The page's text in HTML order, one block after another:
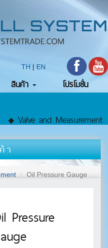
TH | EN
สินค้า
◆ Valve and Measurement
●Valve
โปรโมชั่น
ระเงิน
า
Oil Pressure Gauge
Pressure